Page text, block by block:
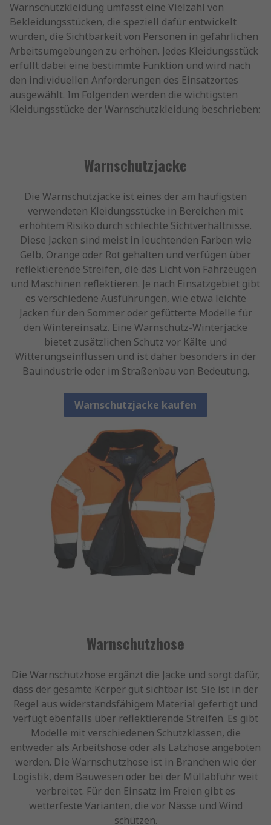
Warnschutzkleidung umfasst eine Vielzahl von
Bekleidungsstücken, die speziell dafür entwickelt
wurden, die Sichtbarkeit von Personen in gefährlichen
Arbeitsumgebungen zu erhöhen. Jedes Kleidungsstück
erfüllt dabei eine bestimmte Funktion und wird nach
den individuellen Anforderungen des Einsatzortes
ausgewählt. Im Folgenden werden die wichtigsten
Kleidungsstücke der Warnschutzkleidung beschrieben:
Warnschutzjacke
Die Warnschutzjacke ist eines der am häufigsten
verwendeten Kleidungsstücke in Bereichen mit
erhöhtem Risiko durch schlechte Sichtverhältnisse.
Diese Jacken sind meist in leuchtenden Farben wie
Gelb, Orange oder Rot gehalten und verfügen über
reflektierende Streifen, die das Licht von Fahrzeugen
und Maschinen reflektieren. Je nach Einsatzgebiet gibt
es verschiedene Ausführungen, wie etwa leichte
Jacken für den Sommer oder gefütterte Modelle für
den Wintereinsatz. Eine Warnschutz-Winterjacke
bietet zusätzlichen Schutz vor Kälte und
Witterungseinflüssen und ist daher besonders in der
Bauindustrie oder im Straßenbau von Bedeutung.
Warnschutzjacke kaufen
Warnschutzhose
Die Warnschutzhose ergänzt die Jacke und sorgt dafür,
dass der gesamte Körper gut sichtbar ist. Sie ist in der
Regel aus widerstandsfähigem Material gefertigt und
verfügt ebenfalls über reflektierende Streifen. Es gibt
Modelle mit verschiedenen Schutzklassen, die
entweder als Arbeitshose oder als Latzhose angeboten
werden. Die Warnschutzhose ist in Branchen wie der
Logistik, dem Bauwesen oder bei der Müllabfuhr weit
verbreitet. Für den Einsatz im Freien gibt es
wetterfeste Varianten, die vor Nässe und Wind
schützen.